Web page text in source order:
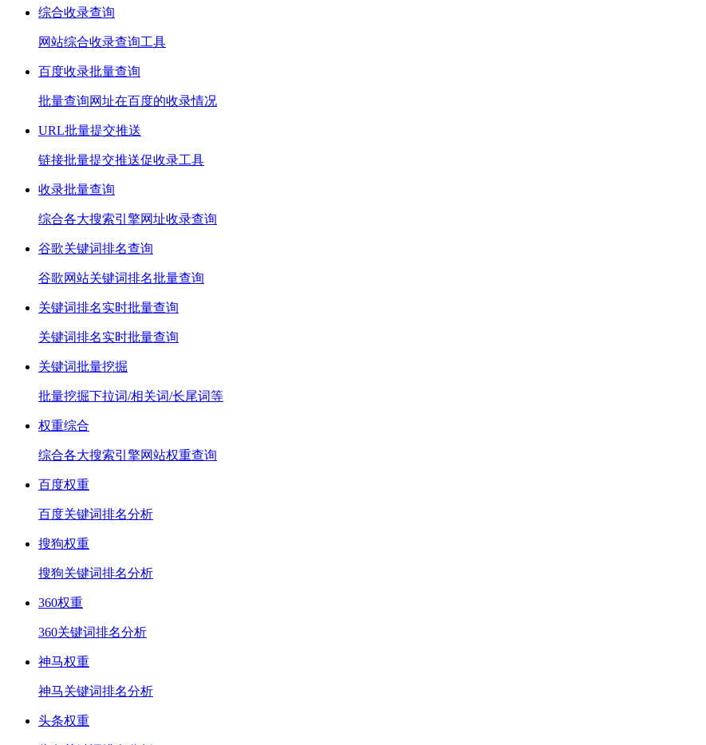
综合收录查询
网站综合收录查询工具
百度收录批量查询
批量查询网址在百度的收录情况
URL批量提交推送
链接批量提交推送促收录工具
收录批量查询
综合各大搜索引擎网址收录查询
谷歌关键词排名查询
谷歌网站关键词排名批量查询
关键词排名实时批量查询
关键词排名实时批量查询
关键词批量挖掘
批量挖掘下拉词/相关词/长尾词等
权重综合
综合各大搜索引擎网站权重查询
百度权重
百度关键词排名分析
搜狗权重
搜狗关键词排名分析
360权重
360关键词排名分析
神马权重
神马关键词排名分析
头条权重